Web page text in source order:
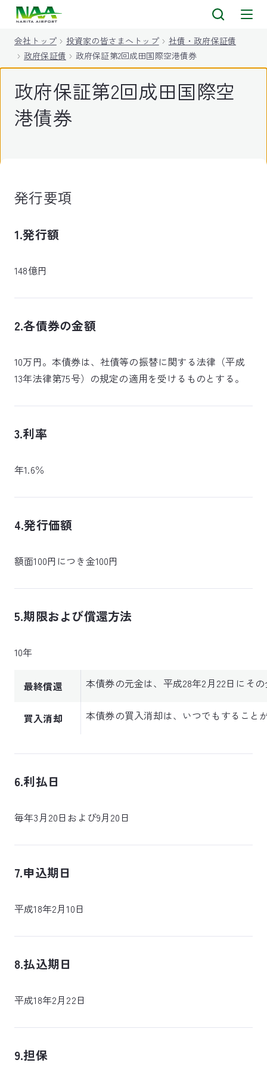
会社トップ 投資家の皆さまへトップ
社債・政府保証債
政府保証債
政府保証第2回成田国際空港債券
政府保証第2回成田国際空
港債券
発行要項
1.発行額
148億円
2.各債券の金額
10万円。本債券は、社債等の振替に関する法律（平成
13年法律第75号）の規定の適用を受けるものとする。
3.利率
年1.6％
4.発行価額
額面100円につき金100円
5.期限および償還方法
10年
最終償還 本債券の元金は、平成28年2月22日にそ
買入消却 本債券の買入消却は、いつでもすること
6.利払日
毎年3月20日および9月20日
7.申込期日
平成18年2月10日
8.払込期日
平成18年2月22日
9.担保